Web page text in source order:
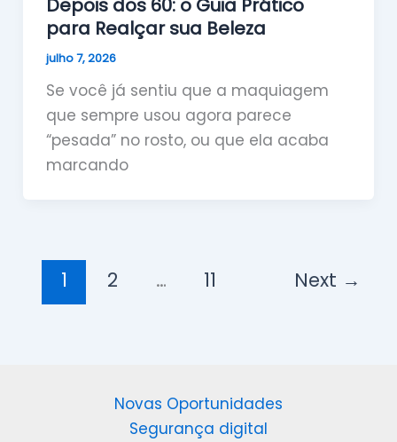
Depois dos 60: o Guia Prático
para Realçar sua Beleza
julho 7, 2026
Se você já sentiu que a maquiagem
que sempre usou agora parece
“pesada” no rosto, ou que ela acaba
marcando
1 2 … 11 Next →
Novas Oportunidades
Segurança digital